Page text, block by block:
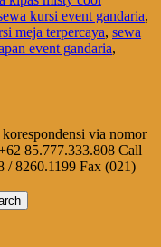
kursi event gandaria,
meja terpercaya, sewa
event gandaria,
via nomor
85.777.333.808 Call
/ 8260.1199 Fax (021)